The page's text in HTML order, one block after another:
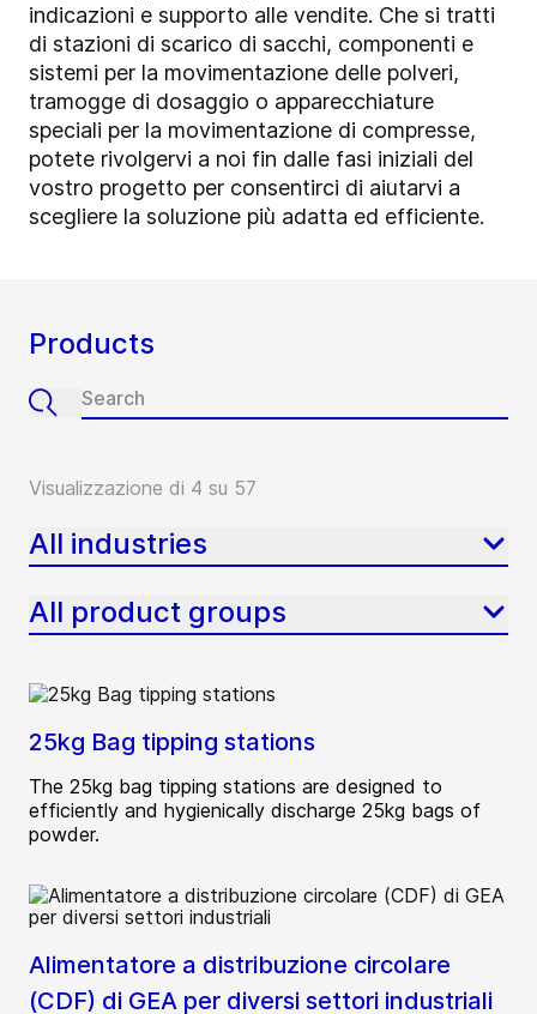
indicazioni e supporto alle vendite. Che si tratti
di stazioni di scarico di sacchi, componenti e
sistemi per la movimentazione delle polveri,
tramogge di dosaggio o apparecchiature
speciali per la movimentazione di compresse,
potete rivolgervi a noi fin dalle fasi iniziali del
vostro progetto per consentirci di aiutarvi a
scegliere la soluzione più adatta ed efficiente.
Products
Visualizzazione di 4 su 57
All industries
All product groups
25kg Bag tipping stations
The 25kg bag tipping stations are designed to
efficiently and hygienically discharge 25kg bags of
powder.
Alimentatore a distribuzione circolare
(CDF) di GEA per diversi settori industriali